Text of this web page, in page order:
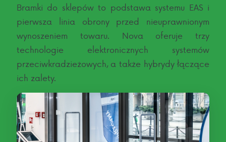
Bramki do sklepów to podstawa systemu EAS i
pierwsza linia obrony przed nieuprawnionym
wynoszeniem towaru. Nova oferuje trzy
technologie elektronicznych systemów
przeciwkradzieżowych, a także hybrydy łączące
ich zalety.